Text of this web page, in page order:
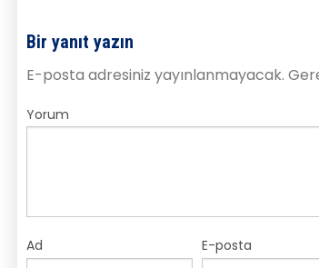
Bir yanıt yazın
E-posta adresiniz yayınlanmayacak.
Yorum
Ad E-posta